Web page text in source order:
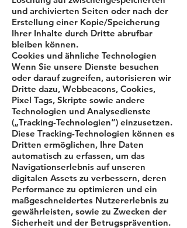
und archivierten Seiten oder nach der
Erstellung einer Kopie/Speicherung
Ihrer Inhalte durch Dritte abrufbar
bleiben können.
Cookies und ähnliche Technologien
Wenn Sie unsere Dienste besuchen
oder darauf zugreifen, autorisieren wir
Dritte dazu, Webbeacons, Cookies,
Pixel Tags, Skripte sowie andere
Technologien und Analysedienste
(„Tracking-Technologien“) einzusetzen.
Diese Tracking-Technologien können es
Dritten ermöglichen, Ihre Daten
automatisch zu erfassen, um das
Navigationserlebnis auf unseren
digitalen Assets zu verbessern, deren
Performance zu optimieren und ein
maßgeschneidertes Nutzererlebnis zu
gewährleisten, sowie zu Zwecken der
Sicherheit und der Betrugsprävention.